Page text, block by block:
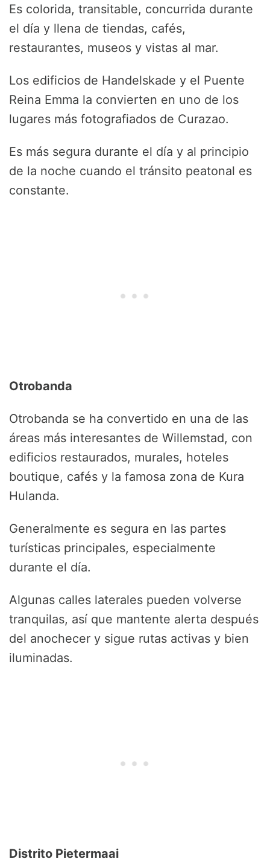
Es colorida, transitable, concurrida durante
el día y llena de tiendas, cafés,
restaurantes, museos y vistas al mar.
Los edificios de Handelskade y el Puente
Reina Emma la convierten en uno de los
lugares más fotografiados de Curazao.
Es más segura durante el día y al principio
de la noche cuando el tránsito peatonal es
constante.
Otrobanda
Otrobanda se ha convertido en una de las
áreas más interesantes de Willemstad, con
edificios restaurados, murales, hoteles
boutique, cafés y la famosa zona de Kura
Hulanda.
Generalmente es segura en las partes
turísticas principales, especialmente
durante el día.
Algunas calles laterales pueden volverse
tranquilas, así que mantente alerta después
del anochecer y sigue rutas activas y bien
iluminadas.
Distrito Pietermaai